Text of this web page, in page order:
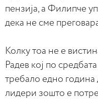
пензија, а Филипче
дека не сме
Колку тоа не е
Радев кој по
требало едно година
лидери зошто е